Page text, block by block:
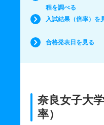
程を調べる
入試結果（倍率）を
合格発表日を見る
奈良女子大
率）